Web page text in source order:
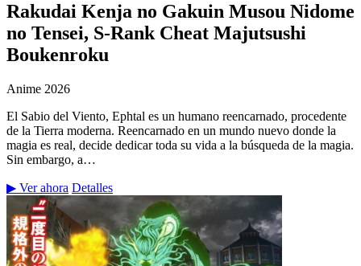
Rakudai Kenja no Gakuin Musou Nidome
no Tensei, S-Rank Cheat Majutsushi
Boukenroku
Anime 2026
El Sabio del Viento, Ephtal es un humano reencarnado, procedente
de la Tierra moderna. Reencarnado en un mundo nuevo donde la
magia es real, decide dedicar toda su vida a la búsqueda de la magia.
Sin embargo, a…
▶ Ver ahora Detalles